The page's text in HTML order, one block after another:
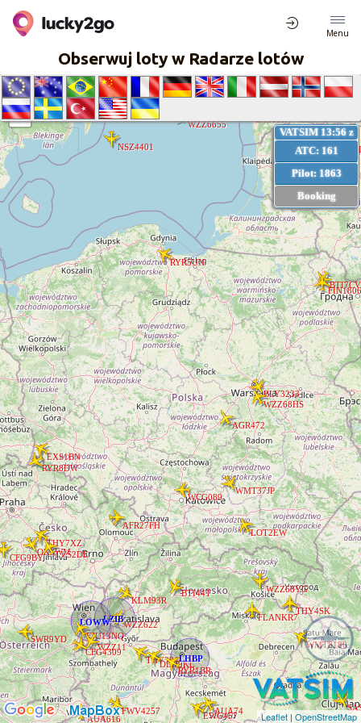
Menu
Obserwuj loty w Radarze lotów